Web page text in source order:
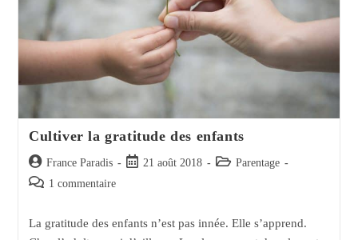
Cultiver la gratitude des enfants
Auteur/autrice
de
France Paradis
Post21 août 2018
Post Parentage
Post 1 commentaire
La gratitude des enfants n’est pas innée. Elle s’apprend.